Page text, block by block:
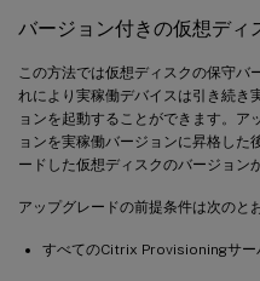
バージョン付きの仮想ディ
この方法では仮想ディスクの保守バ
れにより実稼働デバイスは引き続き
ョンを起動することができます。ア
ョンを実稼働バージョンに昇格した
ードした仮想ディスクのバージョン
アップグレードの前提条件は次のと
すべてのCitrix Provisioningサー